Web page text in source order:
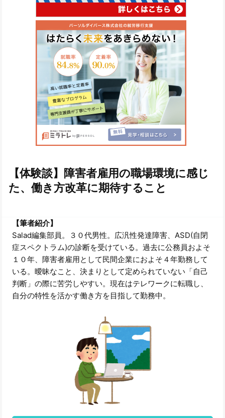
【体験談】障害者雇用の職場環境に感じ
た、働き方改革に期待すること
【筆者紹介】
Salad編集部員。３０代男性。広汎性発達障害、ASD(自閉
症スペクトラム)の診断を受けている。過去に公務員およそ
１０年、障害者雇用として民間企業におよそ４年勤務して
いる。曖昧なこと、決まりとして定められていない「自己
判断」の際に苦労しやすい。現在はテレワークに転職し、
自分の特性を活かす働き方を目指して勤務中。